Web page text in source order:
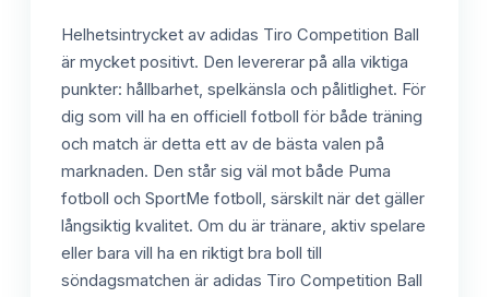
Helhetsintrycket av adidas Tiro Competition Ball
är mycket positivt. Den levererar på alla viktiga
punkter: hållbarhet, spelkänsla och pålitlighet. För
dig som vill ha en officiell fotboll för både träning
och match är detta ett av de bästa valen på
marknaden. Den står sig väl mot både Puma
fotboll och SportMe fotboll, särskilt när det gäller
långsiktig kvalitet. Om du är tränare, aktiv spelare
eller bara vill ha en riktigt bra boll till
söndagsmatchen är adidas Tiro Competition Ball